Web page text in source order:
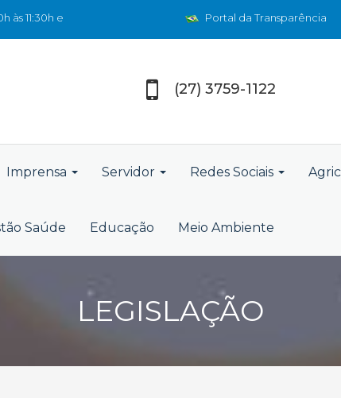
às 11:30h e
Portal da Transparência
(27) 3759-1122
Imprensa Servidor Redes Sociais
Saúde Educação Meio Ambiente
LEGISLAÇÃO